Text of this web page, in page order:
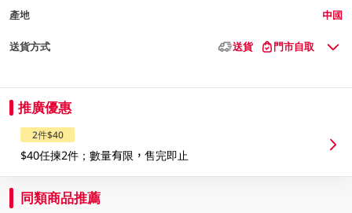
產地 中國
送貨方式 送貨 門市自取
推廣優惠
2件$40
$40任揀2件；數量有限，售完即止
同類商品推薦